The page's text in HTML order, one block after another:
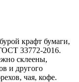
крафт бумаги,
33772-2016.
склеены,
и другого
чая, кофе.